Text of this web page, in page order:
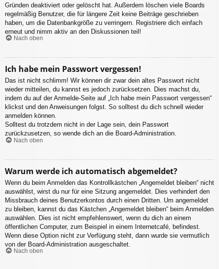
Gründen deaktiviert oder gelöscht hat. Außerdem löschen viele Boards
regelmäßig Benutzer, die für längere Zeit keine Beiträge geschrieben
haben, um die Datenbankgröße zu verringern. Registriere dich einfach
erneut und nimm aktiv an den Diskussionen teil!
Nach oben
Ich habe mein Passwort vergessen!
Das ist nicht schlimm! Wir können dir zwar dein altes Passwort nicht
wieder mitteilen, du kannst es jedoch zurücksetzen. Dies machst du,
indem du auf der Anmelde-Seite auf „Ich habe mein Passwort vergessen“
klickst und den Anweisungen folgst. So solltest du dich schnell wieder
anmelden können.
Solltest du trotzdem nicht in der Lage sein, dein Passwort
zurückzusetzen, so wende dich an die Board-Administration.
Nach oben
Warum werde ich automatisch abgemeldet?
Wenn du beim Anmelden das Kontrollkästchen „Angemeldet bleiben“ nicht
auswählst, wirst du nur für eine Sitzung angemeldet. Dies verhindert den
Missbrauch deines Benutzerkontos durch einen Dritten. Um angemeldet
zu bleiben, kannst du das Kästchen „Angemeldet bleiben“ beim Anmelden
auswählen. Dies ist nicht empfehlenswert, wenn du dich an einem
öffentlichen Computer, zum Beispiel in einem Internetcafé, befindest.
Wenn diese Option nicht zur Verfügung steht, dann wurde sie vermutlich
von der Board-Administration ausgeschaltet.
Nach oben